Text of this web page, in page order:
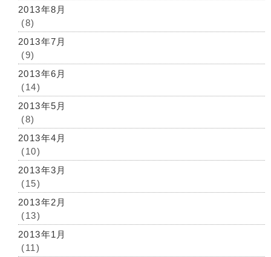
2013年8月
(8)
2013年7月
(9)
2013年6月
(14)
2013年5月
(8)
2013年4月
(10)
2013年3月
(15)
2013年2月
(13)
2013年1月
(11)